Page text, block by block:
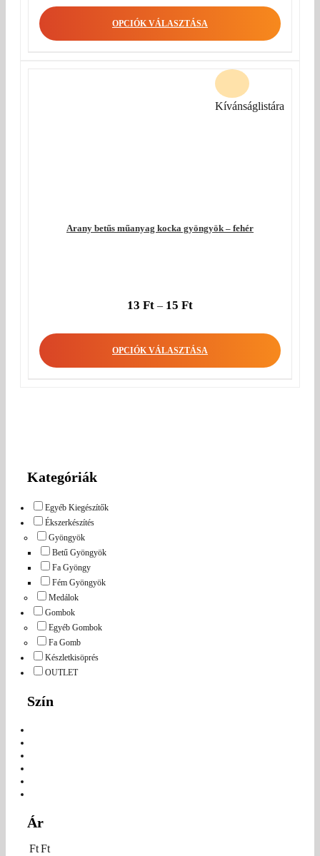
OPCIÓK VÁLASZTÁSA
Arany betűs műanyag kocka gyöngyök – fehér
13 Ft – 15 Ft
OPCIÓK VÁLASZTÁSA
Kívánságlistára
Kategóriák
Egyéb Kiegészítők
Ékszerkészítés
Gyöngyök
Betű Gyöngyök
Fa Gyöngy
Fém Gyöngyök
Medálok
Gombok
Egyéb Gombok
Fa Gomb
Készletkisöprés
OUTLET
Szín
Ár
FtFt